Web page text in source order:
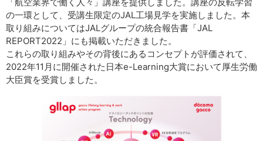
の一環として、受講生限定のJAL工場見学を実施しました。本
取り組みについてはJALグループの統合報告書「JAL
REPORT2022」にも掲載いただきました。
これらの取り組みやその背後にあるコンセプトが評価されて、
2022年11月に開催された日本e-Learning大賞において厚生労働
大臣賞を受賞しました。